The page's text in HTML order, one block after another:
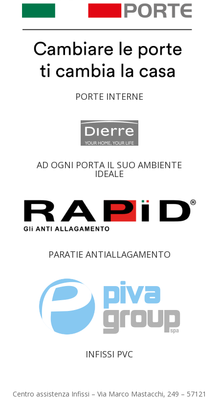
PORTE INTERNE
AD OGNI PORTA IL SUO AMBIENTE
IDEALE
PARATIE ANTIALLAGAMENTO
INFISSI PVC
Centro assistenza Infissi – Via Marco Mastacchi, 249 – 57121